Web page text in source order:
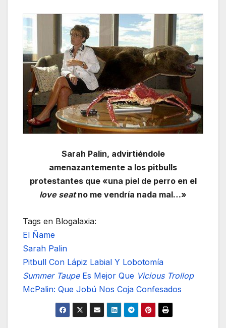
Sarah Palin, advirtiéndole
amenazantemente a los pitbulls
protestantes que «una piel de perro en el
love seatno me vendría nada mal…»
Tags en Blogalaxia:
El Ñame
Sarah Palin
Pitbull Con Lápiz Labial Y Lobotomía
Summer TaupeEs Mejor Que Vicious Trollop
McPalin: Que Jobú Nos Coja Confesados